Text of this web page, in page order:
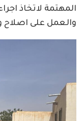
المهتمة لاتخاذ
والعمل على اصلاح